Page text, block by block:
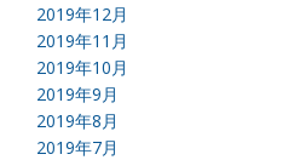
2019年12月
2019年11月
2019年10月
2019年9月
2019年8月
2019年7月